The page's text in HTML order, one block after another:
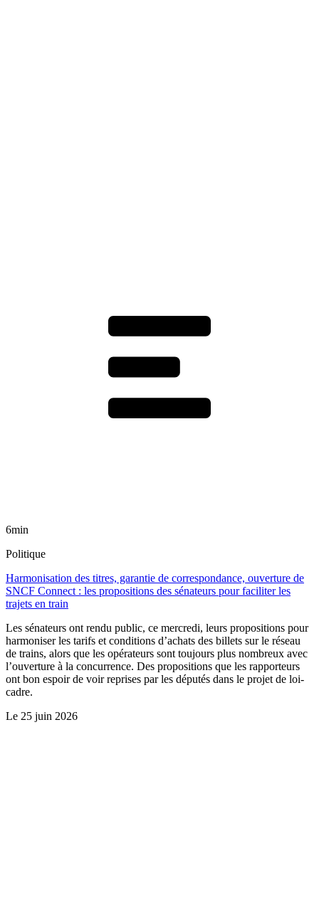
6min
Politique
Harmonisation des titres, garantie de correspondance, ouverture de
SNCF Connect : les propositions des sénateurs pour faciliter les
trajets en train
Les sénateurs ont rendu public, ce mercredi, leurs propositions pour
harmoniser les tarifs et conditions d’achats des billets sur le réseau
de trains, alors que les opérateurs sont toujours plus nombreux avec
l’ouverture à la concurrence. Des propositions que les rapporteurs
ont bon espoir de voir reprises par les députés dans le projet de loi-
cadre.
Le 25 juin 2026